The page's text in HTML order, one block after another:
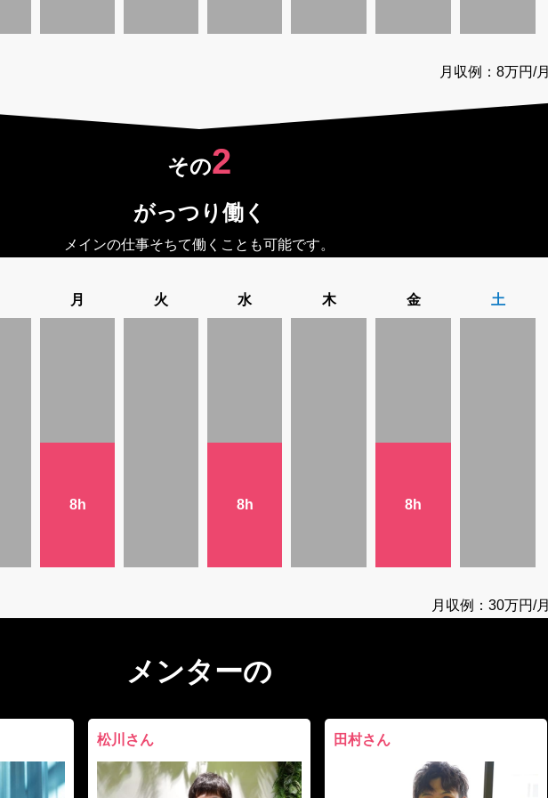
月収例：8万円/月
その2
がっつり働く
メインの仕事そちて働くことも可能です。
月 火 水 木 金 土
8h 8h 8h
月収例：30万円/月
メンターの
松川さん 田村さん